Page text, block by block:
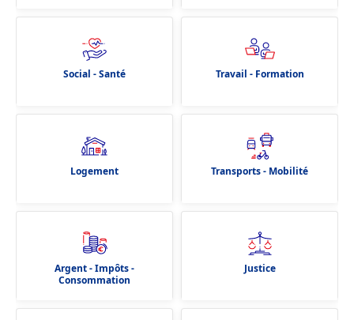
Social - Santé Travail - Formation
Logement Transports - Mobilité
Argent - Impôts -
Consommation
Justice